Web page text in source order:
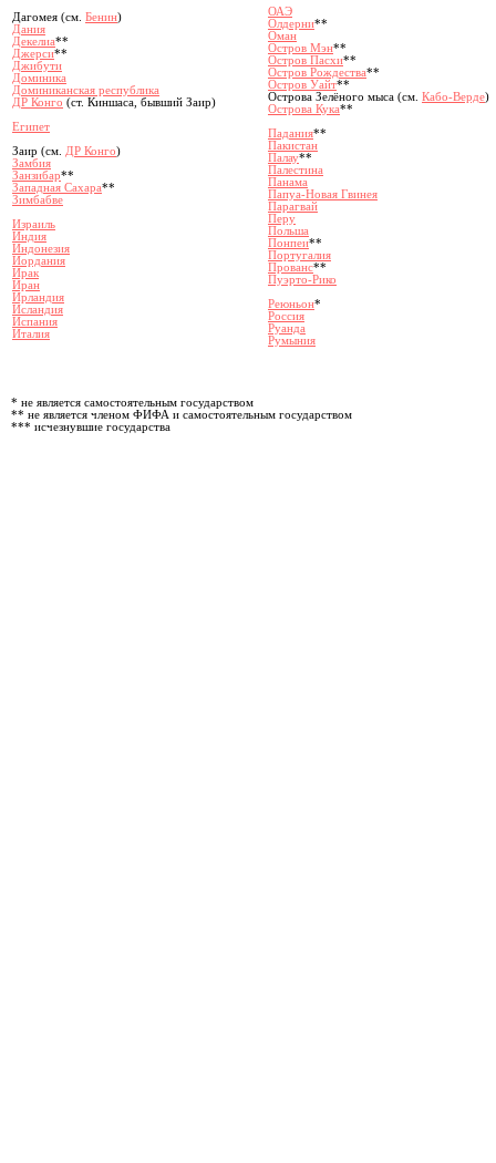
Дагомея (см. Бенин)
Дания
Декелиа**
Джерси**
Джибути
Доминика
Доминиканская республика
ДР Конго (ст. Киншаса, бывший Заир)
Египет
Заир (см. ДР Конго)
Замбия
Занзибар**
Западная Сахара**
Зимбабве
Израиль
Индия
Индонезия
Иордания
Ирак
Иран
Ирландия
Исландия
Испания
Италия
ОАЭ
Олдерни**
Оман
Остров Мэн**
Остров Пасхи**
Остров Рождества**
Остров Уайт**
Острова Зелёного мыса (см. Кабо-Верде)
Острова Кука**
Падания**
Пакистан
Палау**
Палестина
Панама
Папуа-Новая Гвинея
Парагвай
Перу
Польша
Понпеи**
Португалия
Прованс**
Пуэрто-Рико
Реюньон*
Россия
Руанда
Румыния
* не является самостоятельным государством
** не является членом ФИФА и самостоятельным государством
*** исчезнувшие государства